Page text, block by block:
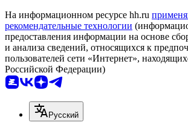
На информационном ресурсе hh.ru
рекомендательные технологии
предоставления информации на основе
и анализа сведений, относящихся к
пользователей сети «Интернет»,
Российской Федерации)
Русский